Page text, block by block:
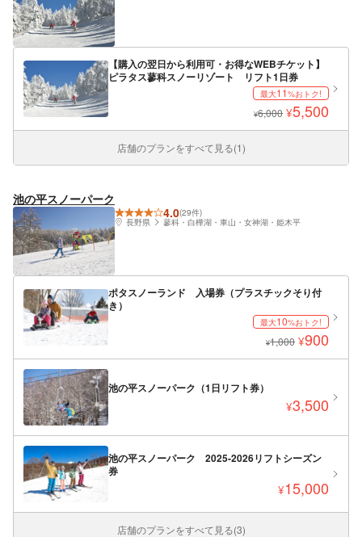
【購入の翌日から利用可・お得なWEBチケット】
ピラタス蓼科スノーリゾート リフト1日券
最大11%おトク!
¥6,000 ¥5,500
店舗のプランをすべて見る(1)
池の平スノーパーク
4.0(29件)
長野県
蓼科・白樺湖・車山・女神湖・姫木平
ポタスノーランド 入場券（プラスチックそり付
き）
最大10%おトク!
¥1,000 ¥900
池の平スノーパーク（1日リフト券）
¥3,500
池の平スノーパーク 2025-2026リフトシーズン
券
¥15,000
店舗のプランをすべて見る(3)